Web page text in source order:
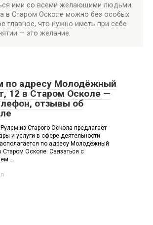
ими со всеми желающими людьми.
в Старом Осколе можно без особых
главное, что нужно иметь при себе
— это желание.
по адресу Молодёжный
12 в Старом Осколе —
отзывы об
из Старого Оскола предлагает
и услуги в сфере деятельности
по адресу Молодёжный
Старом Осколе. Связаться с
...